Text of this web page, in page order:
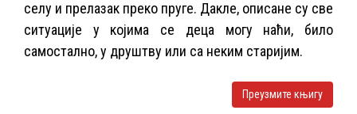
селу и прелазак преко пруге. Дакле, описане су све
ситуације у којима се деца могу наћи, било
самостално, у друштву или са неким старијим.
Преузмите књигу